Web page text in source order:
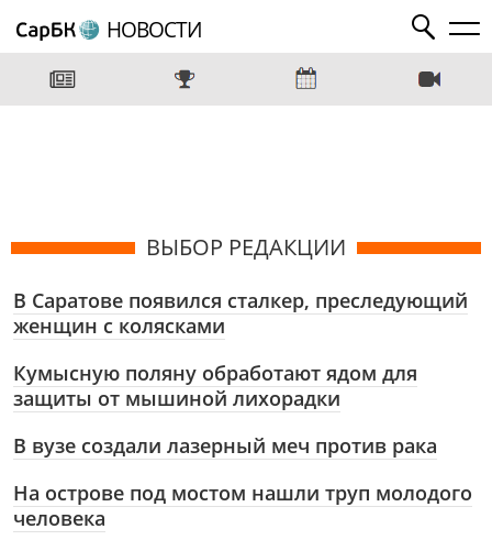
НОВОСТИ
ВЫБОР РЕДАКЦИИ
В Саратове появился сталкер, преследующий
женщин с колясками
Кумысную поляну обработают ядом для
защиты от мышиной лихорадки
В вузе создали лазерный меч против рака
На острове под мостом нашли труп молодого
человека